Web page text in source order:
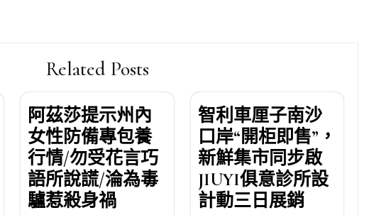
Related Posts
阿茲莎提示州內
女性防備專包養
行情/勿受花言巧
語所說謊/淪為毒
驢惹殺身禍
智利車厘子南沙
口岸“開柜即售”，
新鮮集市同步啟
JIUYI俱意診所設
計動三日展銷